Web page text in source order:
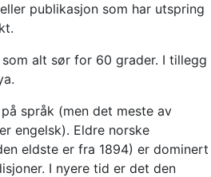
publikasjon som har utspring
alt sør for 60 grader. I tillegg
språk (men det meste av
engelsk). Eldre norske
eldste er fra 1894) er dominert
I nyere tid er det den